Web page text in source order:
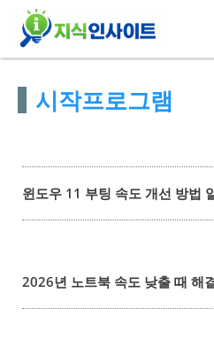
시작프로그램
윈도우 11 부팅 속도 개선 방법
2026년 노트북 속도 낮출 때 해